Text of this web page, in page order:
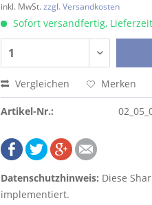
inkl. MwSt.zzgl. Versandkosten
Sofort versandfertig,
Vergleichen Merken
Artikel-Nr.:
Datenschutzhinweis: Diese
implementiert.